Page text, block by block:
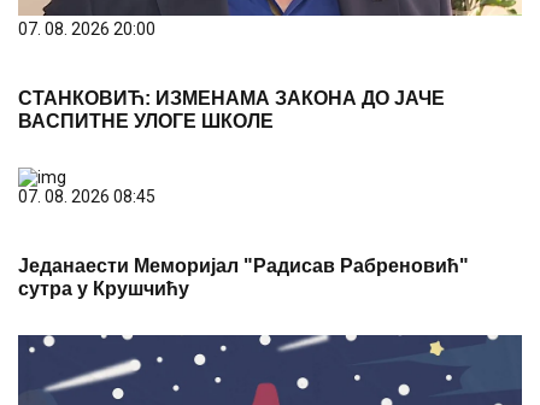
07. 08. 2026 20:00
СТАНКОВИЋ: ИЗМЕНАМА ЗАКОНА ДО ЈАЧЕ
ВАСПИТНЕ УЛОГЕ ШКОЛЕ
07. 08. 2026 08:45
Једанаести Меморијал "Радисав Рабреновић"
сутра у Крушчићу